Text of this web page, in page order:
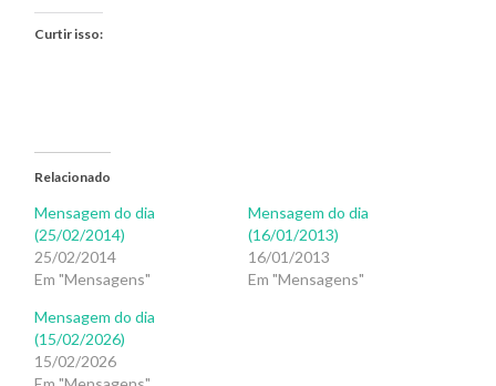
Curtir isso:
Relacionado
Mensagem do dia
(25/02/2014)
25/02/2014
Em "Mensagens"
Mensagem do dia
(16/01/2013)
16/01/2013
Em "Mensagens"
Mensagem do dia
(15/02/2026)
15/02/2026